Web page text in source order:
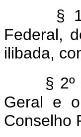
§
Federal,
ilibada,
§
Geral e
Conselho